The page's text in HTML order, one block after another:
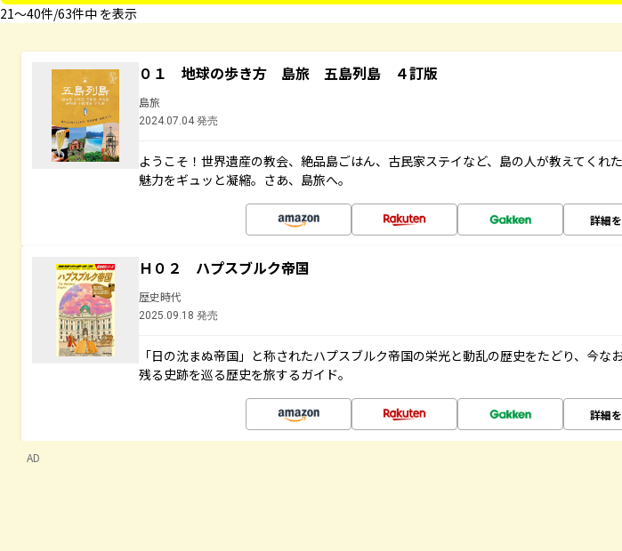
21〜40件/63件中 を表示
０１ 地球の歩き方 島旅 五島列島 ４訂版
島旅
2024.07.04 発売
ようこそ！世界遺産の教会、絶品島ごはん、古民家ステイなど、島の人が教えてくれ
魅力をギュッと凝縮。さあ、島旅へ。
詳細
Ｈ０２ ハプスブルク帝国
歴史時代
2025.09.18 発売
「日の沈まぬ帝国」と称されたハプスブルク帝国の栄光と動乱の歴史をたどり、今な
残る史跡を巡る歴史を旅するガイド。
詳細
AD